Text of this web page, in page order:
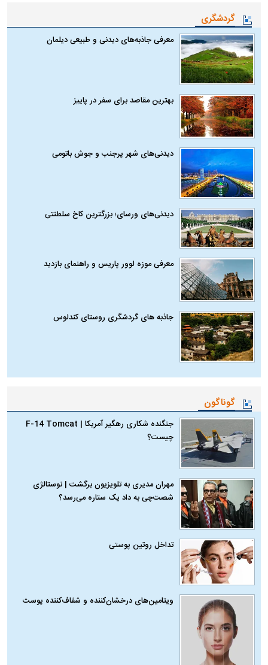
گردشگری
معرفی جاذبه‌های دیدنی و طبیعی دیلمان
بهترین مقاصد برای سفر در پاییز
دیدنی‌های شهر پرجنب و جوش باتومی
دیدنی‌های ورسای؛ بزرگترین کاخ سلطنتی
معرفی موزه لوور پاریس و راهنمای بازدید
جاذبه های گردشگری روستای کندلوس
گوناگون
جنگنده شکاری رهگیر آمریکا | F-14 Tomcat
چیست؟
مهران مدیری به تلویزیون برگشت | نوستالژی
شصت‌چی به داد یک ستاره می‌رسد؟
تداخل روتین پوستی
ویتامین‌های درخشان‌کننده و شفاف‌کننده پوست